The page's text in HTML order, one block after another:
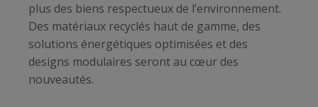
plus des biens respectueux de l’environnement.
Des matériaux recyclés haut de gamme, des
solutions énergétiques optimisées et des
designs modulaires seront au cœur des
nouveautés.